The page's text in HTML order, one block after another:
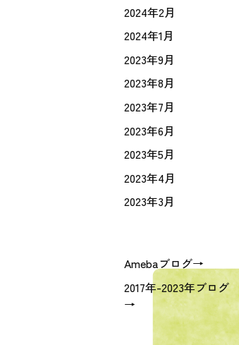
2024年2月
2024年1月
2023年9月
2023年8月
2023年7月
2023年6月
2023年5月
2023年4月
2023年3月
Amebaブログ→
2017年-2023年ブログ
→